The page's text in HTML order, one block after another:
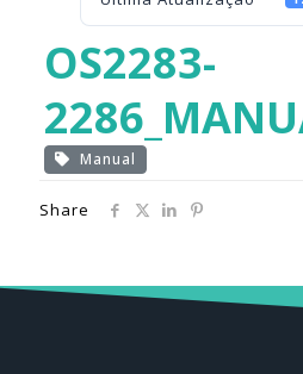
OS2283-
Manual
Share